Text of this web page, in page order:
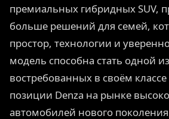
премиальных гибридных SUV,
больше решений для семей,
простор, технологии и
модель способна стать одной
востребованных в своём
позиции Denza на рынке
автомобилей нового